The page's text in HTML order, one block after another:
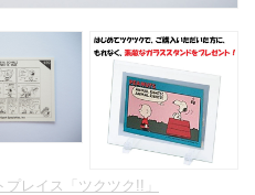
レイス「ツクツク!!」